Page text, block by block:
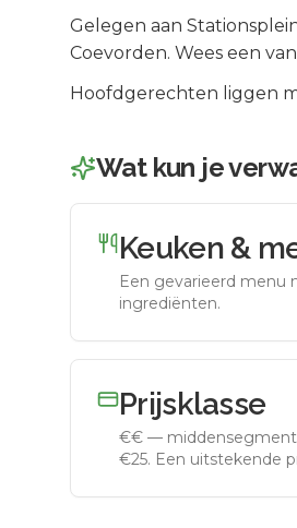
Gelegen aan
Coevorden. Wees een
Hoofdgerechten liggen
Wat kun je
Keuken &
Een gevarieerd menu
ingrediënten.
Prijsklasse
€€ — middensegment
€25. Een uitstekende